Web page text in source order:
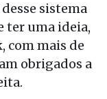
sistema
ter uma ideia,
com mais de
obrigados a